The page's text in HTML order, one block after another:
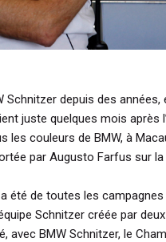
Schnitzer depuis des
juste quelques mois après
les couleurs de BMW, à
par Augusto Farfus sur la
été de toutes les
Schnitzer créée par
avec BMW Schnitzer, le